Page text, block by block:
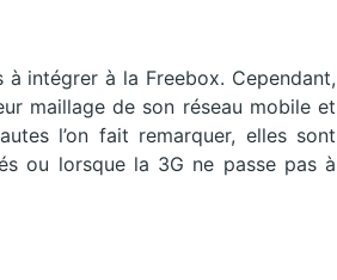
intégrer à la Freebox. Cependant,
maillage de son réseau mobile et
l’on fait remarquer, elles sont
ou lorsque la 3G ne passe pas à